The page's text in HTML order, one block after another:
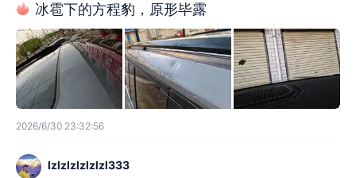
冰雹下的方程豹，原形毕露
2026/6/30 23:32:56
lzlzlzlzlzlzl333